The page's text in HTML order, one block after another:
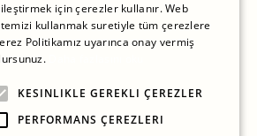
Ortak Ritüellere: Joana
Bir Diyalog
ve mizahi enstalasyonlara
Te Danzante ile İstanbul’da
kuruyor.
için çerezler kullanır. Web
kullanmak suretiyle tüm çerezlere
Politikamız uyarınca onay vermiş
KESINLIKLE GEREKLI ÇEREZLER
PERFORMANS ÇEREZLERI